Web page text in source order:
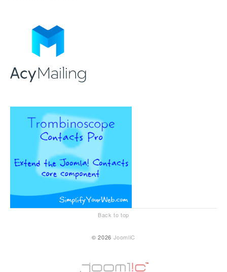
Back to top
© 2026 JoomliC